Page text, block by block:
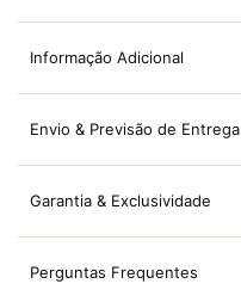
Informação Adicional
Envio & Previsão de Entrega
Garantia & Exclusividade
Perguntas Frequentes